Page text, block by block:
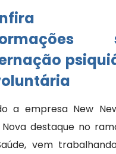
a empresa New
Nova destaque no
vem